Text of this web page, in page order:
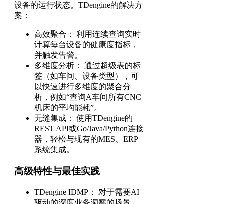
设备的运行状态。TDengine的解决方
案：
高效聚合： 利用连续查询实时
计算每台设备的健康度指标，
并触发告警。
多维度分析： 通过超级表的标
签（如车间、设备类型），可
以快速进行多维度的聚合分
析，例如“查询A车间所有CNC
机床的平均能耗”。
无缝集成： 使用TDengine的
REST API或Go/Java/Python连接
器，轻松与现有的MES、ERP
系统集成。
高级特性与最佳实践
TDengine IDMP： 对于需要AI